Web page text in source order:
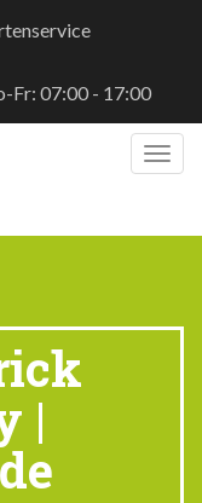
Fr: 07:00 - 17:00
|